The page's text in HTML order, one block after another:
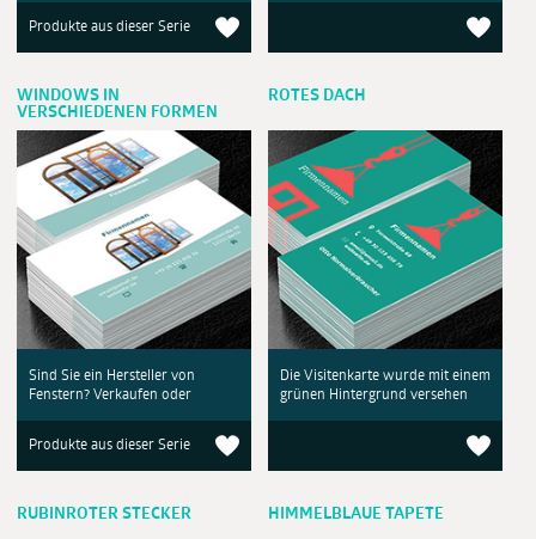
Produkte aus dieser Serie
WINDOWS IN
VERSCHIEDENEN FORMEN
Sind Sie ein Hersteller von
Fenstern? Verkaufen oder
Produkte aus dieser Serie
ROTES DACH
Die Visitenkarte wurde mit einem
grünen Hintergrund versehen
RUBINROTER STECKER HIMMELBLAUE TAPETE